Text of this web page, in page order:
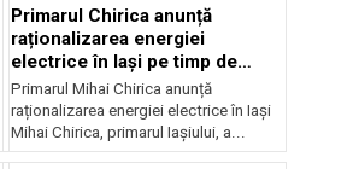
Primarul Chirica anunță
raționalizarea energiei
electrice în Iași pe timp de
noapte
Primarul Mihai Chirica anunță
raționalizarea energiei electrice în Iași
Mihai Chirica, primarul Iașiului, a...